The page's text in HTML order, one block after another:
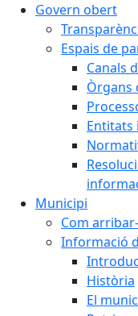
Govern obert
Espais de
Canals
Òrgans
Entitats
Municipi
Com
Informació
Història
El